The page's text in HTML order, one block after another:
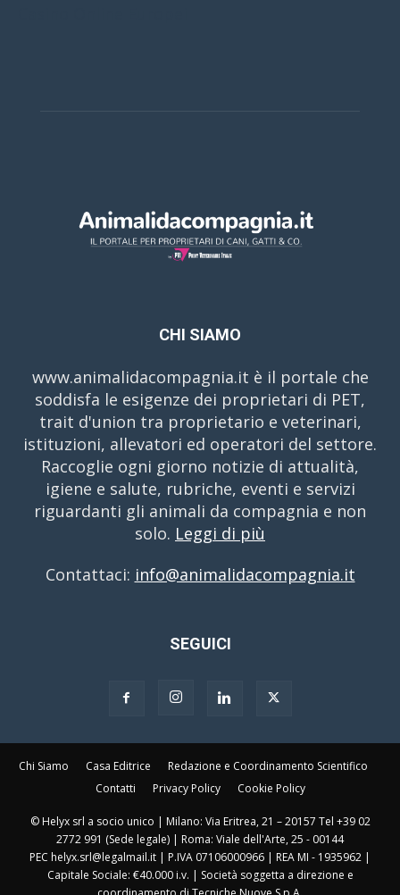
CHI SIAMO
www.animalidacompagnia.it è il portale che
soddisfa le esigenze dei proprietari di PET,
trait d'union tra proprietario e veterinari,
istituzioni, allevatori ed operatori del settore.
Raccoglie ogni giorno notizie di attualità,
igiene e salute, rubriche, eventi e servizi
riguardanti gli animali da compagnia e non
solo. Leggi di più
Contattaci: info@animalidacompagnia.it
SEGUICI
Chi Siamo Casa Editrice
Redazione e Coordinamento Scientifico
Contatti
Privacy Policy Cookie Policy
© Helyx srl a socio unico | Milano: Via Eritrea, 21 – 20157 Tel +39 02
2772 991 (Sede legale) | Roma: Viale dell'Arte, 25 - 00144
PEC helyx.srl@legalmail.it | P.IVA 07106000966 | REA MI - 1935962 |
Capitale Sociale: €40.000 i.v. | Società soggetta a direzione e